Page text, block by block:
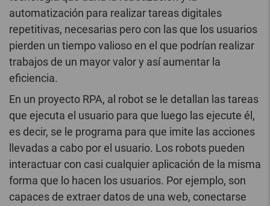
automatización para realizar tareas digitales
repetitivas, necesarias pero con las que los usuarios
pierden un tiempo valioso en el que podrían realizar
trabajos de un mayor valor y así aumentar la
eficiencia.
En un proyecto RPA, al robot se le detallan las tareas
que ejecuta el usuario para que luego las ejecute él,
es decir, se le programa para que imite las acciones
llevadas a cabo por el usuario. Los robots pueden
interactuar con casi cualquier aplicación de la misma
forma que lo hacen los usuarios. Por ejemplo, son
capaces de extraer datos de una web, conectarse